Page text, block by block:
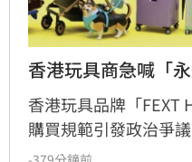
香港玩具商急喊「
香港玩具品牌「FEXT
購買規範引發政治爭
支持一個中國原則」